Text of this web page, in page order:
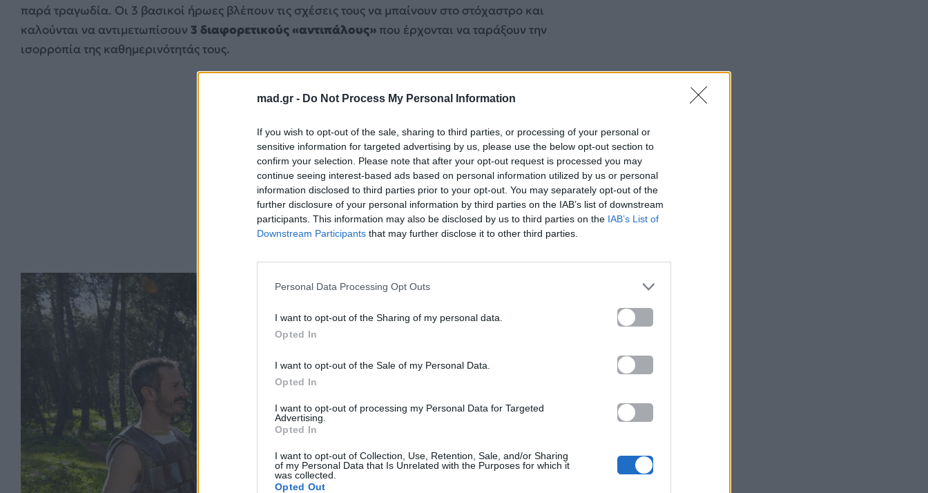
mad.gr - Do Not Process My Personal Information
If you wish to opt-out of the sale, sharing to third parties, or processing of your personal or
sensitive information for targeted advertising by us, please use the below opt-out section to
confirm your selection. Please note that after your opt-out request is processed you may
continue seeing interest-based ads based on personal information utilized by us or personal
information disclosed to third parties prior to your opt-out. You may separately opt-out of the
further disclosure of your personal information by third parties on the IAB’s list of downstream
participants. This information may also be disclosed by us to third parties on the IAB’s List of
Downstream Participants that may further disclose it to other third parties.
Personal Data Processing Opt Outs
I want to opt-out of the Sharing of my personal data.
Opted In
I want to opt-out of the Sale of my Personal Data.
Opted In
I want to opt-out of processing my Personal Data for Targeted
Advertising.
Opted In
I want to opt-out of Collection, Use, Retention, Sale, and/or Sharing
of my Personal Data that Is Unrelated with the Purposes for which it
was collected.
Opted Out
παρά τραγωδία. Οι 3 βασικοί ήρωες βλέπουν τις σχέσεις τους να μπαίνουν στο στόχαστρο και
καλούνται να αντιμετωπίσουν 3 διαφορετικούς «αντιπάλους» που έρχονται να ταράξουν την
ισορροπία της καθημερινότητάς τους.